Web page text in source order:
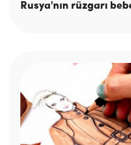
Rusya'nın rüzgarı